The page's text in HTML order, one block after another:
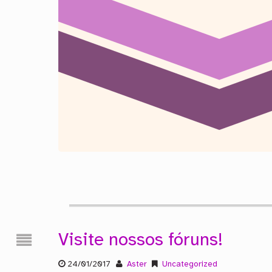
Visite nossos fóruns!
24/01/2017 Aster Uncategorized